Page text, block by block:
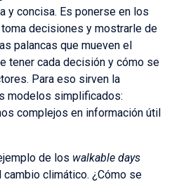
y concisa. Es ponerse en los
decisiones y mostrarle de
palancas que mueven el
tener cada decisión y cómo se
Para eso sirven la
modelos simplificados:
complejos en información útil
de los walkable days
climático. ¿Cómo se